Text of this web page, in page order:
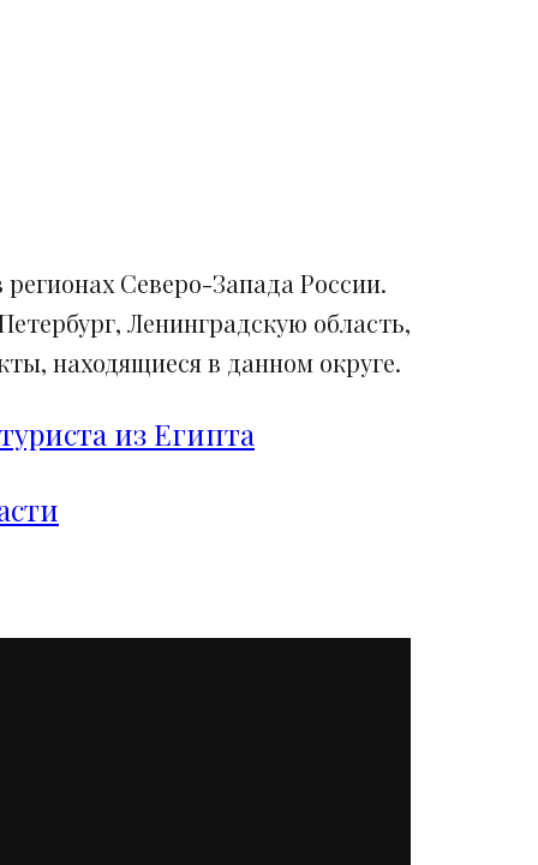
Северо-Запада России.
Ленинградскую область,
находящиеся в данном округе.
из Египта